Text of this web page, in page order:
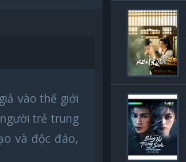
vào thế giới
trẻ trung
và độc đáo,